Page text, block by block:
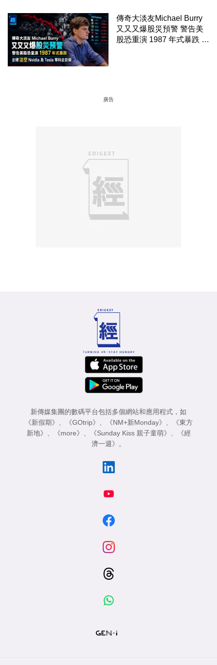
傳奇大淡友Michael Burry
又又又爆股災預警 警告美
股恐重演 1987 年式暴跌 企
廣告
新傳媒集團的數碼平台包括多個網站和應用程式，如
《新假期》
《GOtrip》 《NM+新Monday》
《東方
新地》
《more》 《Sunday Kiss 親子童萌》
《經
濟一週》
。